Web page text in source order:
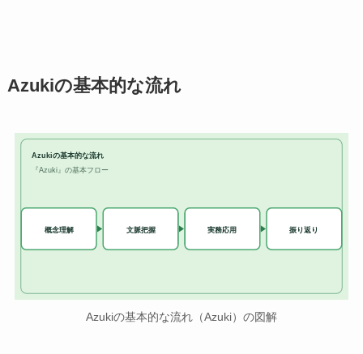
Azukiの基本的な流れ
Azukiの基本的な流れ
『Azuki』の基本フロー
概念理解 文脈把握 実務応用 振り返り
Azukiの基本的な流れ（Azuki）の図解